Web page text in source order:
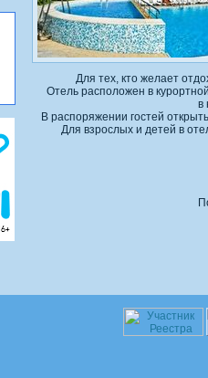
Для тех, кто желает
Отель расположен в
в
В распоряжении гостей
Для взрослых и детей в